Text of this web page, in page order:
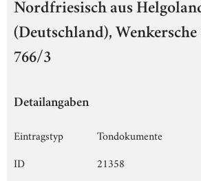
Nordfriesisch aus
(Deutschland), Wenkersche
766/3
Detailangaben
Eintragstyp
Tondokumente
ID
21358